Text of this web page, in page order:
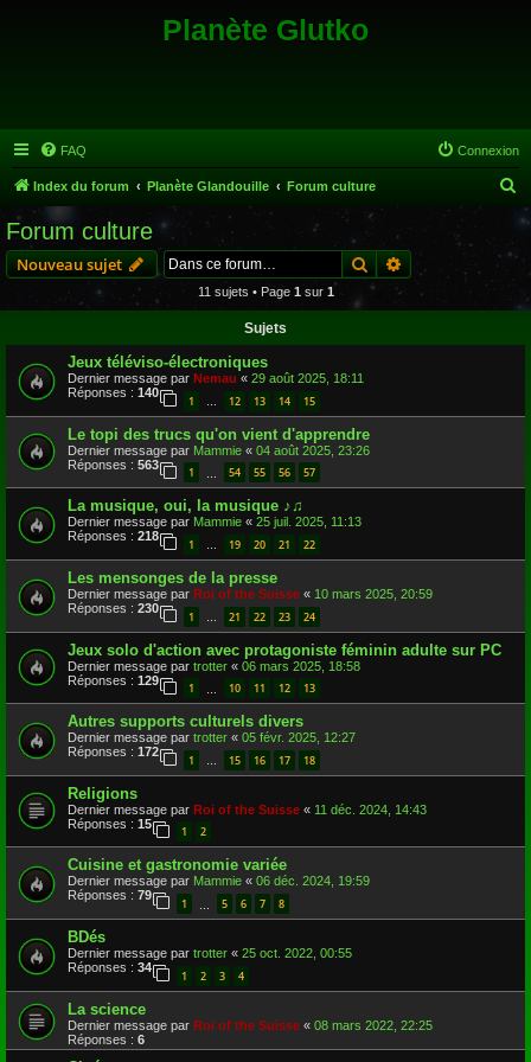
Planète Glutko
FAQ Connexion
Index du forum Planète Glandouille Forum culture
Forum culture
Nouveau sujet RechercherRecherche
11 sujets • Page 1 sur 1
Sujets
Jeux téléviso-électroniques
Dernier message par Nemau « 29 août 2025, 18:11
Réponses : 140
1 … 12 13 14 15
Le topi des trucs qu'on vient d'apprendre
Dernier message par Mammie « 04 août 2025, 23:26
Réponses : 563
1 54 55 56 57
La musique, oui, la musique ♪♫
Dernier message par Mammie « 25 juil. 2025, 11:13
Réponses : 218
1 … 19 20 21 22
Les mensonges de la presse
Dernier message par Roi of the Suisse « 10 mars 2025, 20:59
Réponses : 230
1 … 21 22 23 24
Jeux solo d'action avec protagoniste féminin adulte sur PC
Dernier message par trotter « 06 mars 2025, 18:58
Réponses : 129
1 10 11 12 13
Autres supports culturels divers
Dernier message par trotter « 05 févr. 2025, 12:27
Réponses : 172
1 … 15 16 17 18
Religions
Dernier message par Roi of the Suisse « 11 déc. 2024, 14:43
Réponses : 15
1 2
Cuisine et gastronomie variée
Dernier message par Mammie « 06 déc. 2024, 19:59
Réponses : 79
1 5 6 7 8
BDés
Dernier message par trotter « 25 oct. 2022, 00:55
Réponses : 34
1 2 3 4
La science
Dernier message par Roi of the Suisse « 08 mars 2022, 22:25
Réponses : 6